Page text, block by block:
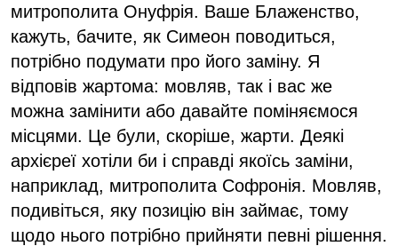
митрополита Онуфрія. Ваше Блаженство,
кажуть, бачите, як Симеон поводиться,
потрібно подумати про його заміну. Я
відповів жартома: мовляв, так і вас же
можна замінити або давайте поміняємося
місцями. Це були, скоріше, жарти. Деякі
архієреї хотіли би і справді якоїсь заміни,
наприклад, митрополита Софронія. Мовляв,
подивіться, яку позицію він займає, тому
щодо нього потрібно прийняти певні рішення.